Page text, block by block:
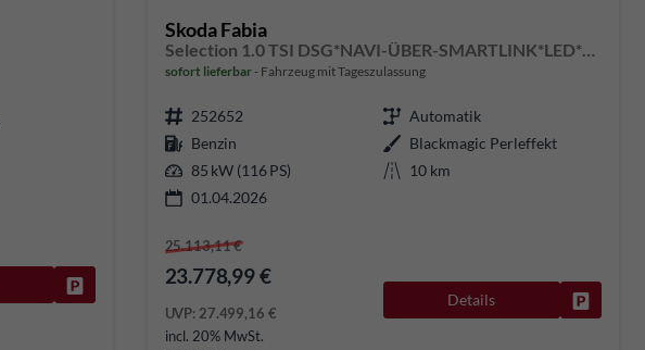
Fahrzeug parken
Skoda Fabia
Selection 1.0 TSI DSG*NAVI-ÜBER-SMARTLINK*LED*PDC-HI*SHZ*DAB*KLIMA
sofort lieferbar Fahrzeug mit Tageszulassung
252652
Automatik
Benzin
Blackmagic Perleffekt
85 kW (116 PS)
10 km
01.04.2026
25.113,11 €
23.778,99 €
UVP: 27.499,16 €
incl. 20% MwSt.
Details